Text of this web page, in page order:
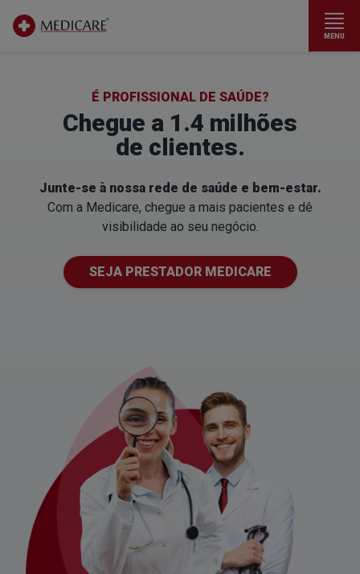
MENU
É PROFISSIONAL DE SAÚDE?
Chegue a 1.4 milhões
de clientes.
Junte-se à nossa rede de saúde e bem-estar.
Com a Medicare, chegue a mais pacientes e dê
visibilidade ao seu negócio.
SEJA PRESTADOR MEDICARE